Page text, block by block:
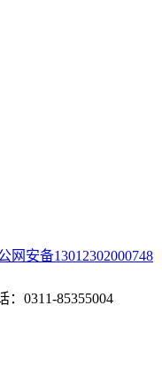
网安备13012302000748
0311-85355004